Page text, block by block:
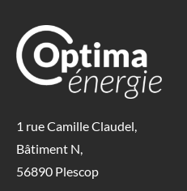
1 rue Camille Claudel,
Bâtiment N,
56890 Plescop